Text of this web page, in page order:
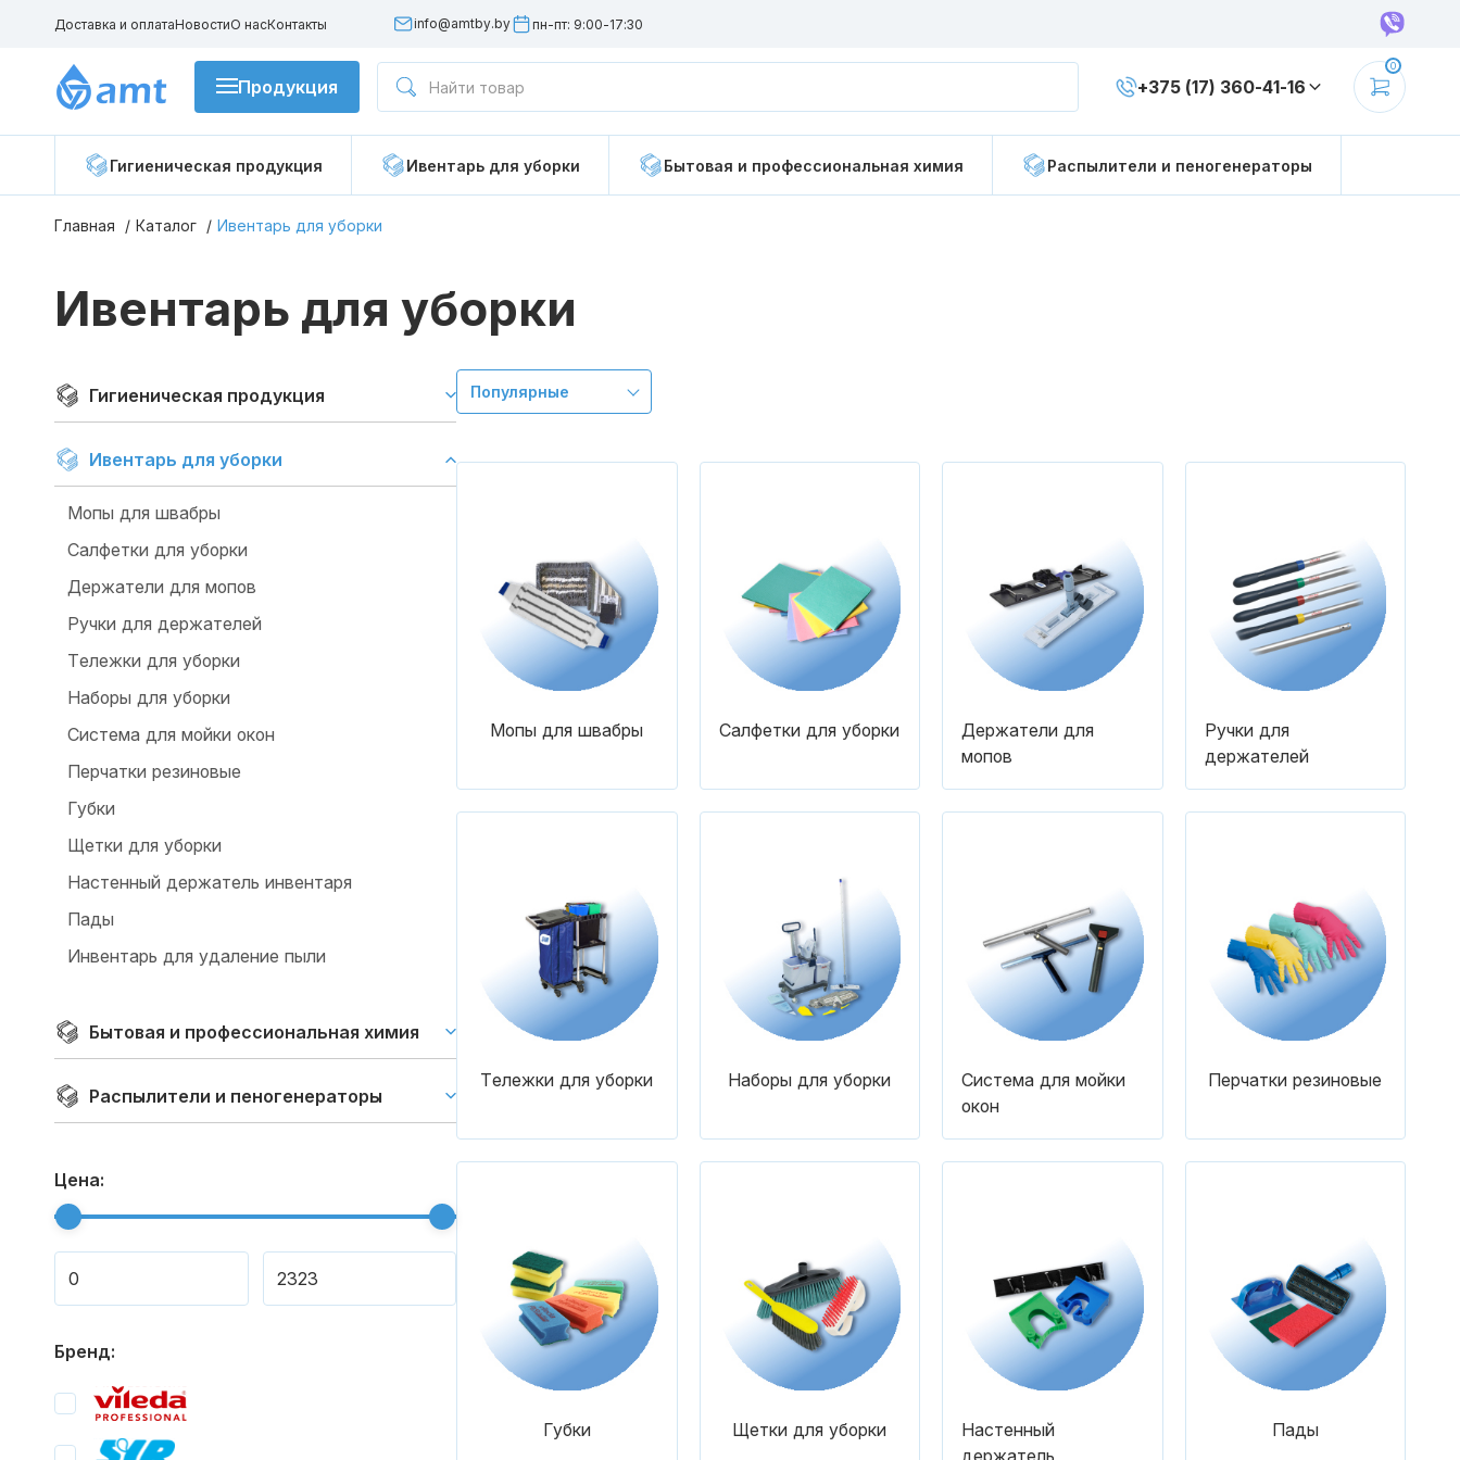
Доставка и оплатаНовостиО насКонтакты info@amtby.by пн-пт: 9:00-17:30
Продукция
Гигиеническая продукция
Ивентарь для уборки
Распылители и пеногенераторы
Мопы для швабры Салфетки для уборки Держатели для мопов
пыли
+375 (17) 360-41-16
0
Гигиеническая продукция Ивентарь для уборки Бытовая и профессиональная химия Распылители и пеногенераторы
Главная Каталог Ивентарь для уборки
Ивентарь для уборки
Гигиеническая продукция
Ивентарь для уборки
Мопы для швабры
Салфетки для уборки
Держатели для мопов
Ручки для держателей
Тележки для уборки
Наборы для уборки
Система для мойки окон
Перчатки резиновые
Губки
Щетки для уборки
Настенный держатель инвентаря
Пады
Инвентарь для удаление пыли
Бытовая и профессиональная химия
Распылители и пеногенераторы
Цена:
Бренд:
Популярные
Мопы для швабры Салфетки для уборки
Держатели для
мопов
Ручки для
держателей
Тележки для уборки Наборы для уборки
Система для мойки
окон
Перчатки резиновые
Губки Щетки для уборки
Настенный
держатель
Пады